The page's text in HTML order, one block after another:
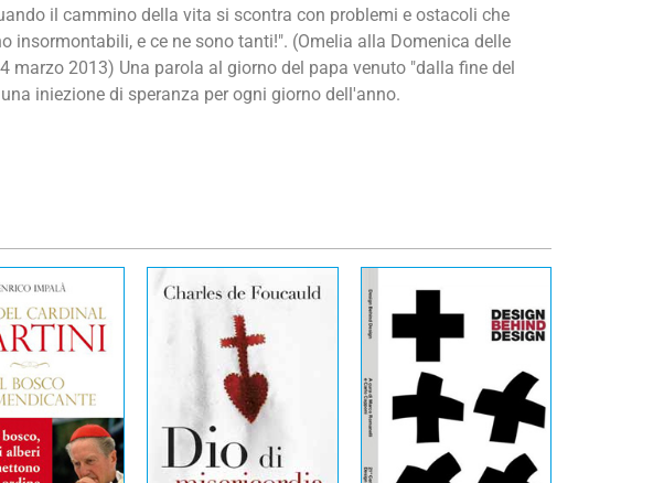
il cammino della vita si scontra con problemi e ostacoli che
insormontabili, e ce ne sono tanti!". (Omelia alla Domenica delle
marzo 2013) Una parola al giorno del papa venuto "dalla fine del
iniezione di speranza per ogni giorno dell'anno.